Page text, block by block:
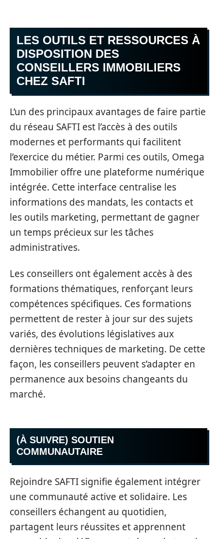
LES OUTILS ET RESSOURCES À
DISPOSITION DES
CONSEILLERS IMMOBILIERS
CHEZ SAFTI
L’un des principaux avantages de faire partie
du réseau SAFTI est l’accès à des outils
modernes et performants qui facilitent
l’exercice du métier. Parmi ces outils, Omega
Immobilier offre une plateforme numérique
intégrée. Cette interface centralise les
informations des mandats, les contacts et
les outils marketing, permettant de gagner
un temps précieux sur les tâches
administratives.
Les conseillers ont également accès à des
formations thématiques, renforçant leurs
compétences spécifiques. Ces formations
permettent de rester à jour sur des sujets
variés, des évolutions législatives aux
dernières techniques de marketing. De cette
façon, les conseillers peuvent s’adapter en
permanence aux besoins changeants du
marché.
(À SUIVRE) SOUTIEN
COMMUNAUTAIRE
Rejoindre SAFTI signifie également intégrer
une communauté active et solidaire. Les
conseillers échangent au quotidien,
partagent leurs réussites et apprennent